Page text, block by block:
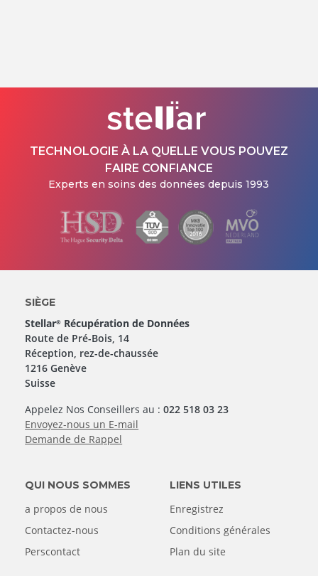
TECHNOLOGIE À LA QUELLE VOUS POUVEZ
FAIRE CONFIANCE
Experts en soins des données depuis 1993
SIÈGE
Stellar® Récupération de Données
Route de Pré-Bois, 14
Réception, rez-de-chaussée
1216 Genève
Suisse
Appelez Nos Conseillers au :022 518 03 23
Envoyez-nous un E-mail
Demande de Rappel
QUI NOUS SOMMES
a propos de nous
Contactez-nous
Perscontact
LIENS UTILES
Enregistrez
Conditions générales
Plan du site